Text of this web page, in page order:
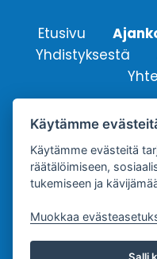
Etusivu
Yhdistyksestä
Suomen
Käytämme
Käytämme evästeitä
räätälöimiseen,
tukemiseen ja
Muokkaa